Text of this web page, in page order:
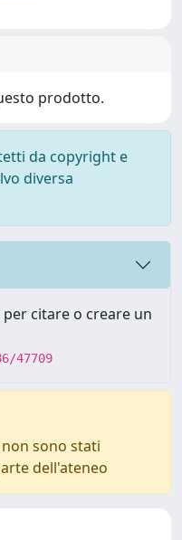
prodotto.
da copyright e
diversa
citare o creare un
47709
sono stati
dell'ateneo